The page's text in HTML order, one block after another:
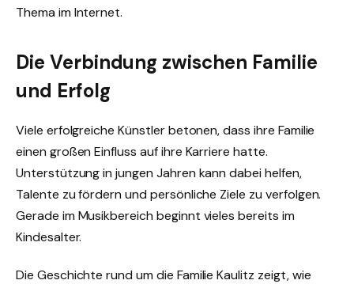
Thema im Internet.
Die Verbindung zwischen Familie
und Erfolg
Viele erfolgreiche Künstler betonen, dass ihre Familie
einen großen Einfluss auf ihre Karriere hatte.
Unterstützung in jungen Jahren kann dabei helfen,
Talente zu fördern und persönliche Ziele zu verfolgen.
Gerade im Musikbereich beginnt vieles bereits im
Kindesalter.
Die Geschichte rund um die Familie Kaulitz zeigt, wie